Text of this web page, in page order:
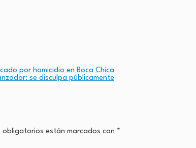
por homicidio en Boca Chica
se disculpa públicamente
obligatorios están marcados con *